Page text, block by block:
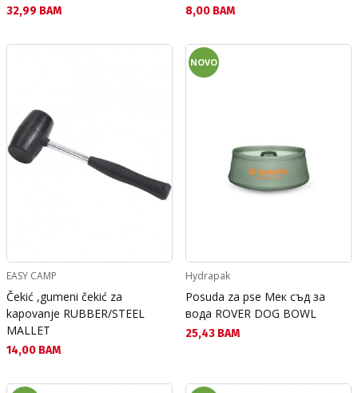
Текуща цена:
32,99 BAM Текуща цена:
8,00 BAM
EASY CAMP
Čekić ,gumeni čekić za
kapovanje RUBBER/STEEL
MALLET
Текуща цена:
14,00 BAM
NOVO
Hydrapak
Posuda za pse Мек съд за
вода ROVER DOG BOWL
Текуща цена:
25,43 BAM